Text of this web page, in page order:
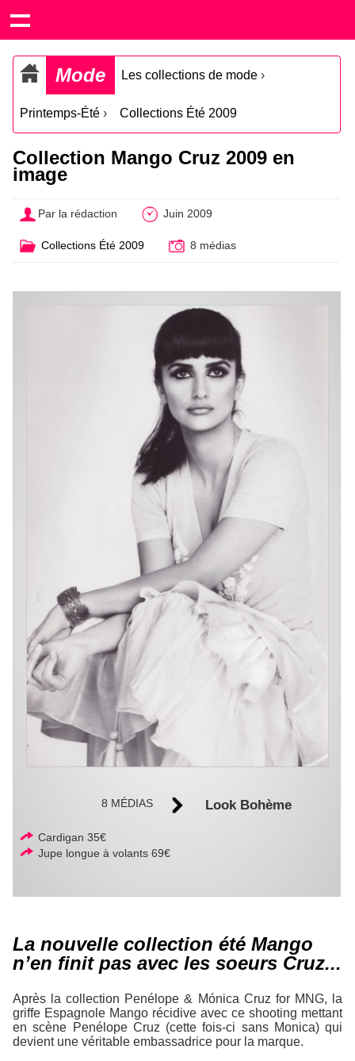
Mode Les collections de mode ›
Printemps-Été › Collections Été 2009
Collection Mango Cruz 2009 en
image
Par la rédaction Juin 2009
Collections Été 2009 8 médias
8 MÉDIAS Look Bohème
Cardigan 35€
Jupe longue à volants 69€
La nouvelle collection été Mango
n’en finit pas avec les soeurs Cruz...
Après la collection Penélope & Mónica Cruz for MNG, la
griffe Espagnole Mango récidive avec ce shooting mettant
en scène Penélope Cruz (cette fois-ci sans Monica) qui
devient une véritable embassadrice pour la marque.